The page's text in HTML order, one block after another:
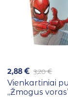
3,20€
2,88€
Vienkartiniai
,,Žmogus